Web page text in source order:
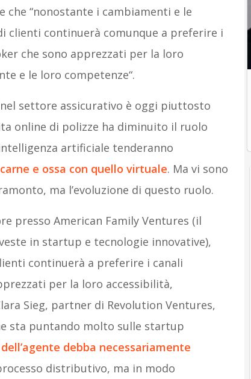
che “nonostante i cambiamenti e le
clienti continuerà comunque a preferire i
che sono apprezzati per la loro
e le loro competenze“.
settore assicurativo è oggi piuttosto
online di polizze ha diminuito il ruolo
artificiale tenderanno
e ossa con quello virtuale. Ma vi sono
ma l’evoluzione di questo ruolo.
presso American Family Ventures (il
in startup e tecnologie innovative),
continuerà a preferire i canali
per la loro accessibilità,
Sieg, partner di Revolution Ventures,
sta puntando molto sulle startup
debba necessariamente
distributivo, ma in modo